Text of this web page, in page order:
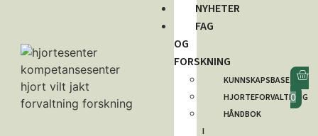
NYHETER
FAG
OG
FORSKNING
KUNNSKAPSBASE
HJORTEFORVALTNING
HÅNDBOK
I
0